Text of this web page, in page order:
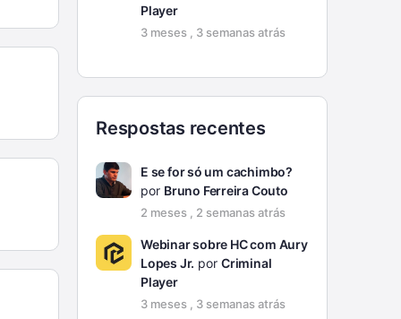
Player
3 meses , 3 semanas atrás
Respostas recentes
E se for só um cachimbo?
por Bruno Ferreira Couto
2 meses , 2 semanas atrás
Webinar sobre HC com Aury
Lopes Jr. porCriminal
Player
3 meses , 3 semanas atrás